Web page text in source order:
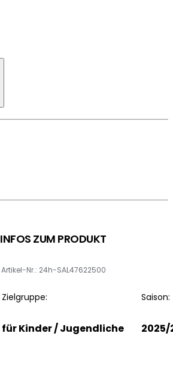
INFOS ZUM PRODUKT
Artikel-Nr.: 24h-SAL47622500
Zielgruppe:
für Kinder / Jugendliche
Saison:
2025/